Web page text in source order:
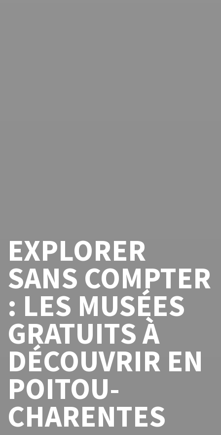
EXPLORER
SANS COMPTER
: LES MUSÉES
GRATUITS À
DÉCOUVRIR EN
POITOU-
CHARENTES